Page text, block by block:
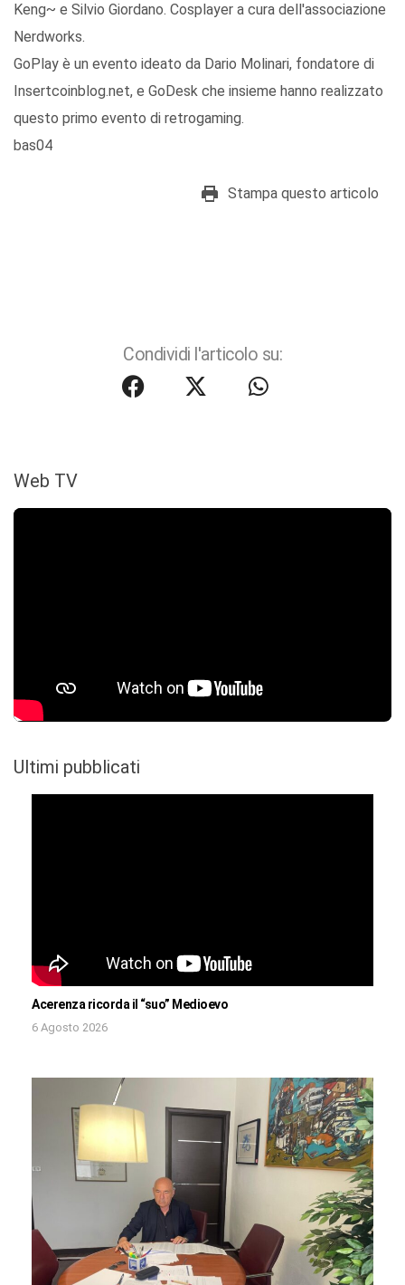
Keng~ e Silvio Giordano. Cosplayer a cura dell'associazione
Nerdworks.
GoPlay è un evento ideato da Dario Molinari, fondatore di
Insertcoinblog.net, e GoDesk che insieme hanno realizzato
questo primo evento di retrogaming.
bas04
Stampa questo articolo
Condividi l'articolo su:
Web TV
Ultimi pubblicati
Acerenza ricorda il “suo” Medioevo
6 Agosto 2026